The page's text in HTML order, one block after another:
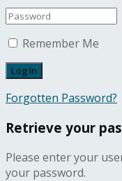
Remember Me
Forgotten Password?
Retrieve your
Please enter your
your password.